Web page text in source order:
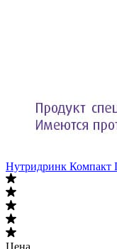
Нутридринк Компакт